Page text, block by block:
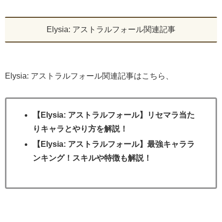
Elysia: アストラルフォール関連記事
Elysia: アストラルフォール関連記事はこちら、
【Elysia: アストラルフォール】リセマラ当た
りキャラとやり方を解説！
【Elysia: アストラルフォール】最強キャララ
ンキング！スキルや特徴も解説！